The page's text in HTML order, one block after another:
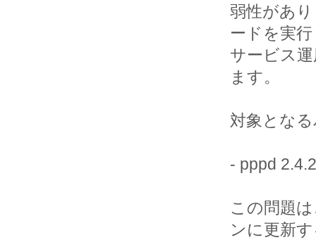
弱性があ
ードを実
サービス
ます。
対象とな
- pppd
この問題
ンに更新